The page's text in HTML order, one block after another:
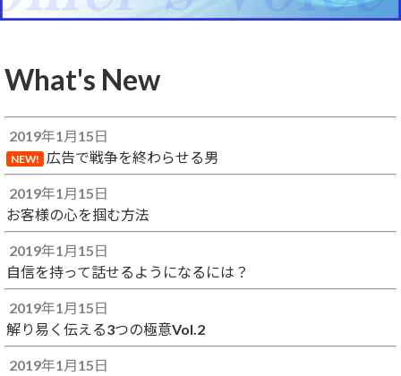
What's New
2019年1月15日
NEW! 広告で戦争を終わらせる男
2019年1月15日
お客様の心を掴む方法
2019年1月15日
自信を持って話せるようになるには？
2019年1月15日
解り易く伝える3つの極意Vol.2
2019年1月15日